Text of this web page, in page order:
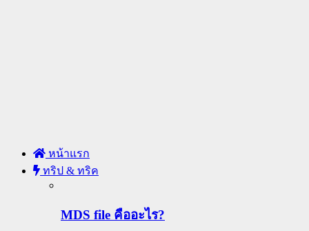
หน้าแรก
ทริป & ทริค
MDS file คืออะไร?